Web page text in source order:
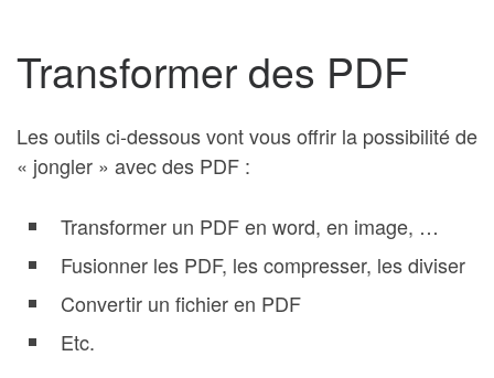
Transformer des PDF
Les outils ci-dessous vont vous offrir la possibilité de
« jongler » avec des PDF :
Transformer un PDF en word, en image, …
Fusionner les PDF, les compresser, les diviser
Convertir un fichier en PDF
Etc.